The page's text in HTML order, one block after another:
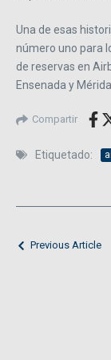
Una de esas
número uno para
de reservas en
Ensenada y
Compartir
Etiquetado:
Previous Article